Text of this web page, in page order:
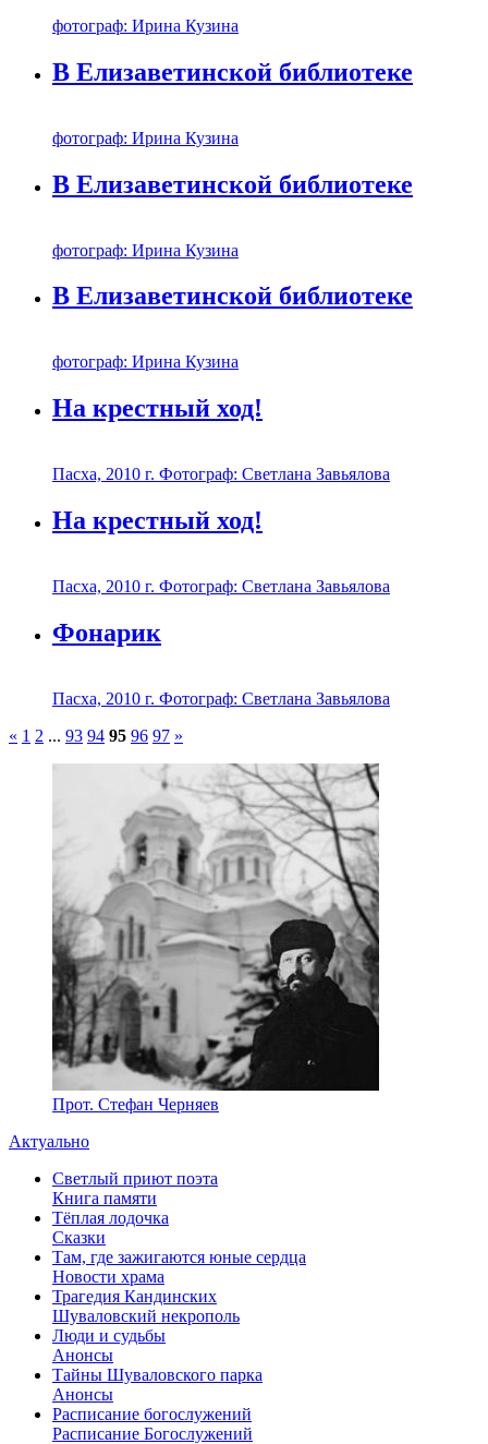
фотограф: Ирина Кузина
В Елизаветинской библиотеке
фотограф: Ирина Кузина
В Елизаветинской библиотеке
фотограф: Ирина Кузина
В Елизаветинской библиотеке
фотограф: Ирина Кузина
На крестный ход!
Пасха, 2010 г. Фотограф: Светлана Завьялова
На крестный ход!
Пасха, 2010 г. Фотограф: Светлана Завьялова
Фонарик
Пасха, 2010 г. Фотограф: Светлана Завьялова
« 1 2 ... 93 94 95 96 97 »
Прот. Стефан Черняев
Актуально
Светлый приют поэта
Книга памяти
Тёплая лодочка
Сказки
Там, где зажигаются юные сердца
Новости храма
Трагедия Кандинских
Шуваловский некрополь
Люди и судьбы
Анонсы
Тайны Шуваловского парка
Анонсы
Расписание богослужений
Расписание Богослужений